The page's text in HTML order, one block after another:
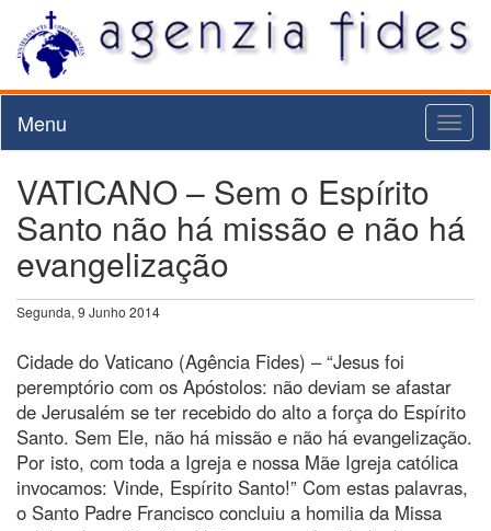
Menu
VATICANO – Sem o Espírito
Santo não há missão e não há
evangelização
Segunda, 9 Junho 2014
Cidade do Vaticano (Agência Fides) – “Jesus foi
peremptório com os Apóstolos: não deviam se afastar
de Jerusalém se ter recebido do alto a força do Espírito
Santo. Sem Ele, não há missão e não há evangelização.
Por isto, com toda a Igreja e nossa Mãe Igreja católica
invocamos: Vinde, Espírito Santo!” Com estas palavras,
o Santo Padre Francisco concluiu a homilia da Missa